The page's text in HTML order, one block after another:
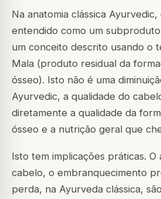
Na anatomia clássica
entendido como um
um conceito descrito usando o
Mala (produto residual da
ósseo). Isto não é uma
Ayurvedic, a qualidade do
diretamente a qualidade da
ósseo e a nutrição geral que
Isto tem implicações práticas. O
cabelo, o embranquecimento
perda, na Ayurveda clássica,